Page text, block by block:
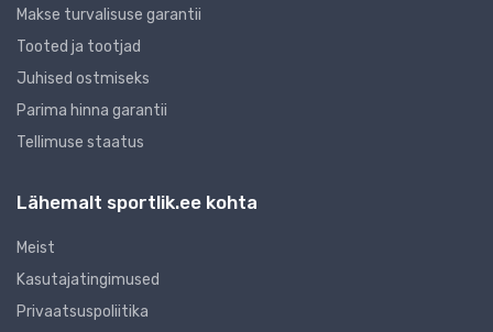
Makse turvalisuse garantii
Tooted ja tootjad
Juhised ostmiseks
Parima hinna garantii
Tellimuse staatus
Lähemalt sportlik.ee kohta
Meist
Kasutajatingimused
Privaatsuspoliitika